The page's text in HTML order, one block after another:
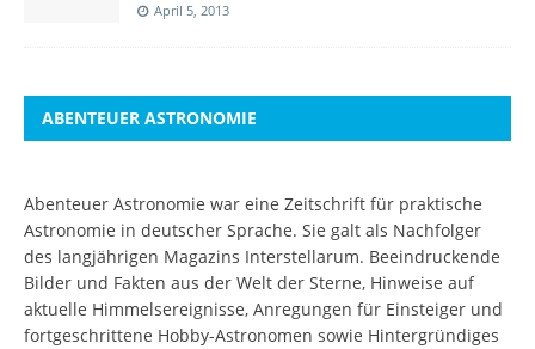
April 5, 2013
ABENTEUER ASTRONOMIE
Abenteuer Astronomie war eine Zeitschrift für praktische
Astronomie in deutscher Sprache. Sie galt als Nachfolger
des langjährigen Magazins Interstellarum. Beeindruckende
Bilder und Fakten aus der Welt der Sterne, Hinweise auf
aktuelle Himmelsereignisse, Anregungen für Einsteiger und
fortgeschrittene Hobby-Astronomen sowie Hintergründiges